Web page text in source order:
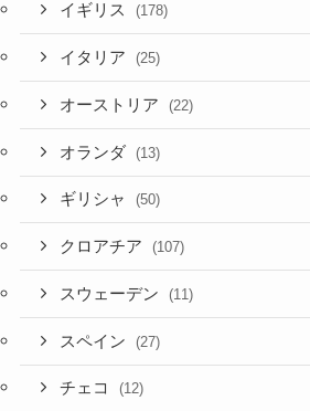
イギリス (178)
イタリア (25)
オーストリア (22)
オランダ (13)
ギリシャ (50)
クロアチア (107)
スウェーデン (11)
スペイン (27)
チェコ (12)